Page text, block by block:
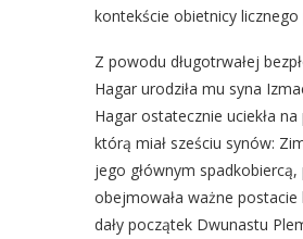
kontekście obietnicy
Z powodu długotrwałej
Hagar urodziła mu syna
Hagar ostatecznie uciekła
którą miał sześciu synów:
jego głównym
obejmowała ważne
dały początek Dwunastu